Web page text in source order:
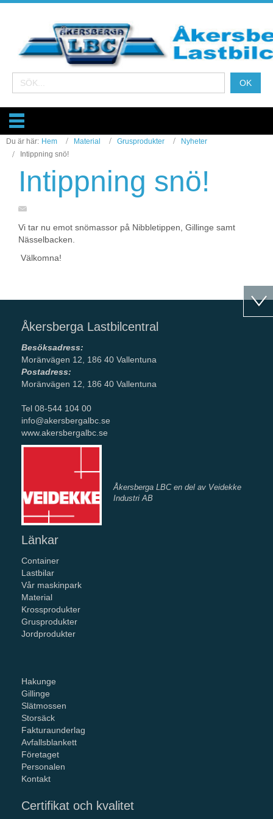
Du är här: Hem Material Grusprodukter
Nyheter
Intippning snö!
Intippning snö!
Vi tar nu emot snömassor på Nibbletippen, Gillinge samt
Nässelbacken.
Välkomna!
Åkersberga Lastbilcentral
Besöksadress:
Moränvägen 12, 186 40 Vallentuna
Postadress:
Moränvägen 12, 186 40 Vallentuna
Tel 08-544 104 00
info@akersbergalbc.se
www.akersbergalbc.se
Åkersberga LBC en del av Veidekke
Industri AB
Länkar
Container
Lastbilar
Vår maskinpark
Material
Krossprodukter
Grusprodukter
Jordprodukter
Hakunge
Gillinge
Slätmossen
Storsäck
Fakturaunderlag
Avfallsblankett
Företaget
Personalen
Kontakt
Certifikat och kvalitet